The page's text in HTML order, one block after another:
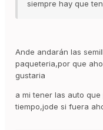
siempre hay que
Ande andarán las
paqueteria,por que
gustaria
a mi tener las auto
tiempo,jode si fuera